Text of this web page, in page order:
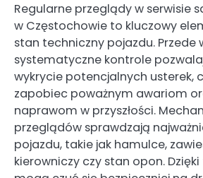
Regularne przeglądy w serwisie
w Częstochowie to kluczowy
stan techniczny pojazdu. Przede
systematyczne kontrole
wykrycie potencjalnych usterek,
zapobiec poważnym awariom
naprawom w przyszłości.
przeglądów sprawdzają
pojazdu, takie jak hamulce,
kierowniczy czy stan opon.